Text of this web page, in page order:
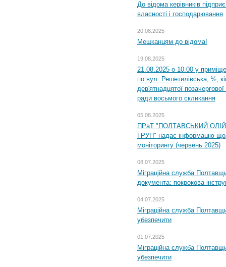
До відома керівників
власності і господарювання
20.08.2025
Мешканцям до відома!
19.08.2025
21.08.2025 о 10.00 у
по вул. Решетилівська, ½,
дев'ятнадцятої
ради восьмого скликання
05.08.2025
ПРаТ "ПОЛТАВСЬКИЙ
ГРУП" надає інформацію
моніторингу (червень 2025)
08.07.2025
Міграційна служба
документа: покрокова
04.07.2025
Міграційна служба
убезпечити
01.07.2025
Міграційна служба
убезпечити